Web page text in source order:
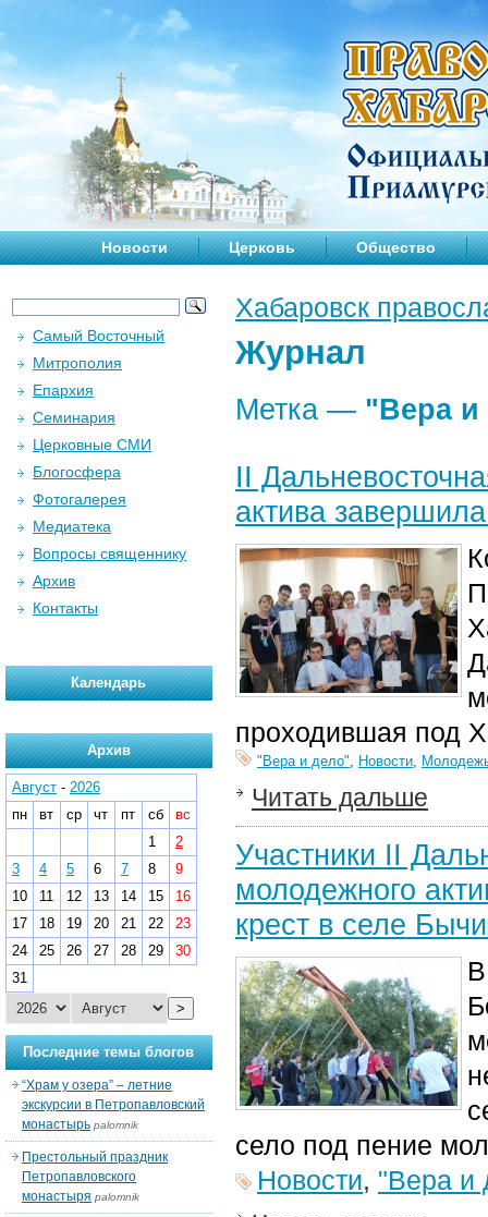
Новости Церковь Общество
Хабаровск
Журнал
Метка — "Вера и
II
актива
проходившая под
"Вера и дело", Новости,
Читать дальше
Участники II
молодежного
крест в селе
село под пение
Новости, "Вера и
Самый Восточный
Митрополия
Епархия
Семинария
Церковные СМИ
Блогосфера
Фотогалерея
Медиатека
Вопросы священнику
Архив
Контакты
Календарь
Архив
Август - 2026
пн
вт ср чт пт сб
вс
1
2
3
4 5 6 7 8
9
10
11 12 13 14 15
16
17
18 19 20 21 22
23
24
25 26 27 28 29
30
31
>
Последние темы блогов
“Храм у озера” – летние
экскурсии в Петропавловский
монастырь palomnik
Престольный праздник
Петропавловского
монастыря palomnik